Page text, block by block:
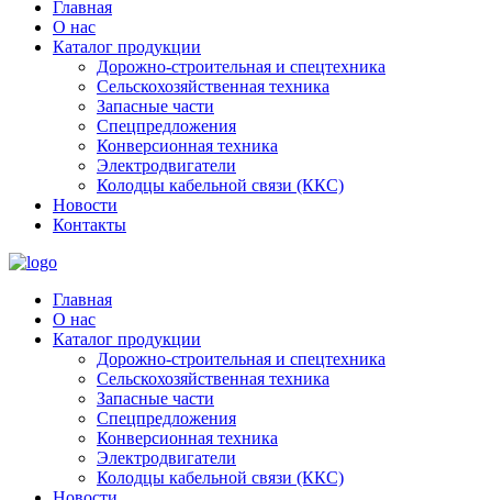
Главная
О нас
Каталог продукции
Дорожно-строительная и спецтехника
Сельскохозяйственная техника
Запасные части
Спецпредложения
Конверсионная техника
Электродвигатели
Колодцы кабельной связи (ККС)
Новости
Контакты
Главная
О нас
Каталог продукции
Дорожно-строительная и спецтехника
Сельскохозяйственная техника
Запасные части
Спецпредложения
Конверсионная техника
Электродвигатели
Колодцы кабельной связи (ККС)